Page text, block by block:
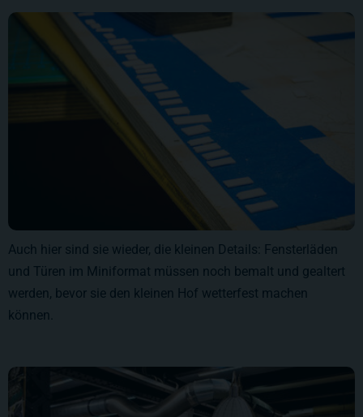
Auch hier sind sie wieder, die kleinen Details: Fensterläden
und Türen im Miniformat müssen noch bemalt und gealtert
werden, bevor sie den kleinen Hof wetterfest machen
können.